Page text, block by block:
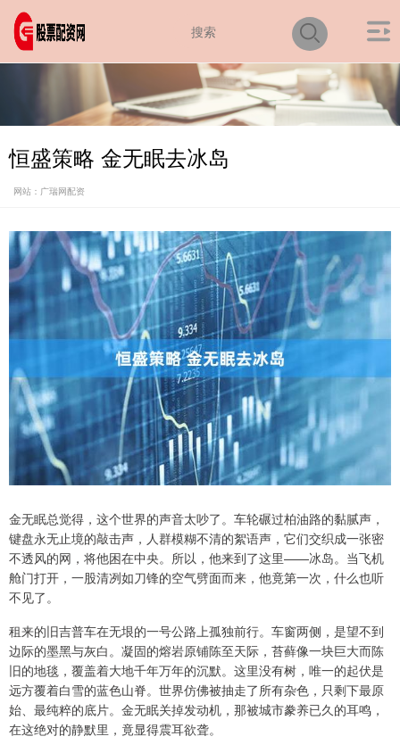
恒盛策略 金无眠去冰岛
网站：广瑞网配资
金无眠总觉得，这个世界的声音太吵了。车轮碾过柏油路的黏腻声，
键盘永无止境的敲击声，人群模糊不清的絮语声，它们交织成一张密
不透风的网，将他困在中央。所以，他来到了这里——冰岛。当飞机
舱门打开，一股清冽如刀锋的空气劈面而来，他竟第一次，什么也听
不见了。
租来的旧吉普车在无垠的一号公路上孤独前行。车窗两侧，是望不到
边际的墨黑与灰白。凝固的熔岩原铺陈至天际，苔藓像一块巨大而陈
旧的地毯，覆盖着大地千年万年的沉默。这里没有树，唯一的起伏是
远方覆着白雪的蓝色山脊。世界仿佛被抽走了所有杂色，只剩下最原
始、最纯粹的底片。金无眠关掉发动机，那被城市豢养已久的耳鸣，
在这绝对的静默里，竟显得震耳欲聋。